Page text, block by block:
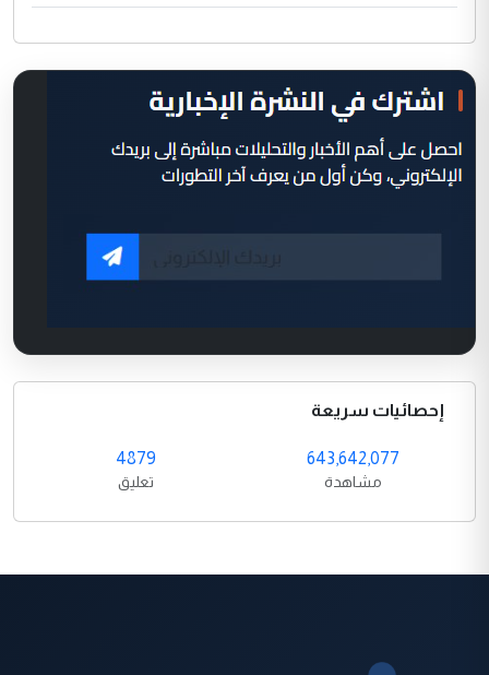
إحصائيات سريعة
643,642,077
مشاهدة
4879
تعليق